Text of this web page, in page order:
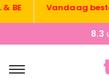
Vandaag besteld,
8.3